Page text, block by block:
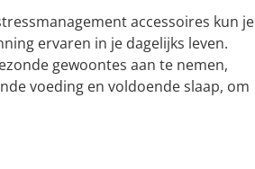
accessoires kun je
ervaren in je dagelijks leven.
gewoontes aan te nemen,
voeding en voldoende slaap, om